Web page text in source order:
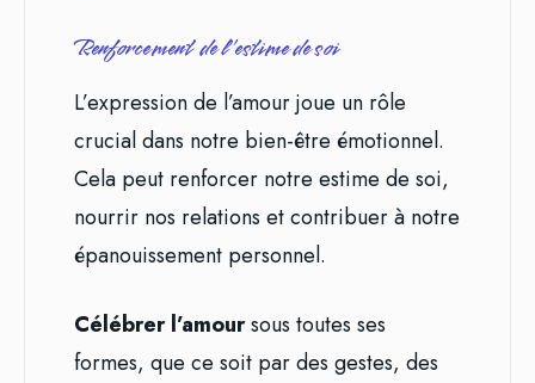
Renforcement de l’estime de soi
L’expression de l’amour joue un rôle
crucial dans notre bien-être émotionnel.
Cela peut renforcer notre estime de soi,
nourrir nos relations et contribuer à notre
épanouissement personnel.
Célébrer l’amoursous toutes ses
formes, que ce soit par des gestes, des